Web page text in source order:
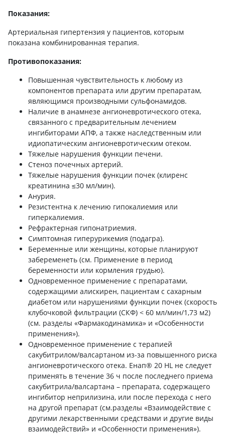
Показания:
Артериальная гипертензия у пациентов, которым
показана комбинированная терапия.
Противопоказания:
Повышенная чувствительность к любому из
компонентов препарата или другим препаратам,
являющимся производными сульфонамидов.
Наличие в анамнезе ангионевротического отека,
связанного с предварительным лечением
ингибиторами АПФ, а также наследственным или
идиопатическим ангионевротическим отеком.
Тяжелые нарушения функции печени.
Стеноз почечных артерий.
Тяжелые нарушения функции почек (клиренс
креатинина ≤30 мл/мин).
Анурия.
Резистентна к лечению гипокалиемия или
гиперкалиемия.
Рефрактерная гипонатриемия.
Симптомная гиперурикемия (подагра).
Беременные или женщины, которые планируют
забеременеть (см. Применение в период
беременности или кормления грудью).
Одновременное применение с препаратами,
содержащими алискирен, пациентам с сахарным
диабетом или нарушениями функции почек (скорость
клубочковой фильтрации (СКФ) < 60 мл/мин/1,73 м2)
(см. разделы «Фармакодинамика» и «Особенности
применения»).
Одновременное применение с терапией
сакубитрилом/валсартаном из-за повышенного риска
ангионевротического отека. Енап® 20 НL не следует
применять в течение 36 ч после последнего приема
сакубитрила/валсартана – препарата, содержащего
ингибитор неприлизина, или после перехода с него
на другой препарат (см.разделы «Взаимодействие с
другими лекарственными средствами и другие виды
взаимодействий» и «Особенности применения»).